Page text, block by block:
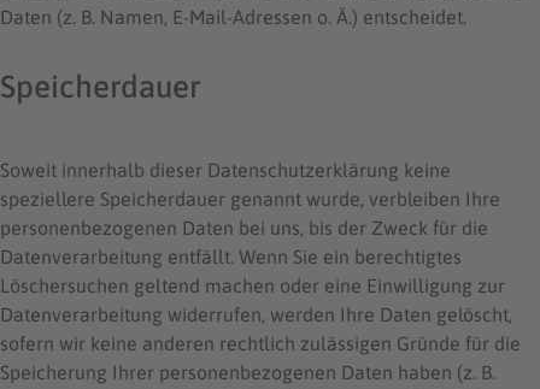
Daten (z. B. Namen, E-Mail-Adressen o. Ä.) entscheidet.
Speicherdauer
Soweit innerhalb dieser Datenschutzerklärung keine
speziellere Speicherdauer genannt wurde, verbleiben Ihre
personenbezogenen Daten bei uns, bis der Zweck für die
Datenverarbeitung entfällt. Wenn Sie ein berechtigtes
Löschersuchen geltend machen oder eine Einwilligung zur
Datenverarbeitung widerrufen, werden Ihre Daten gelöscht,
sofern wir keine anderen rechtlich zulässigen Gründe für die
Speicherung Ihrer personenbezogenen Daten haben (z. B.